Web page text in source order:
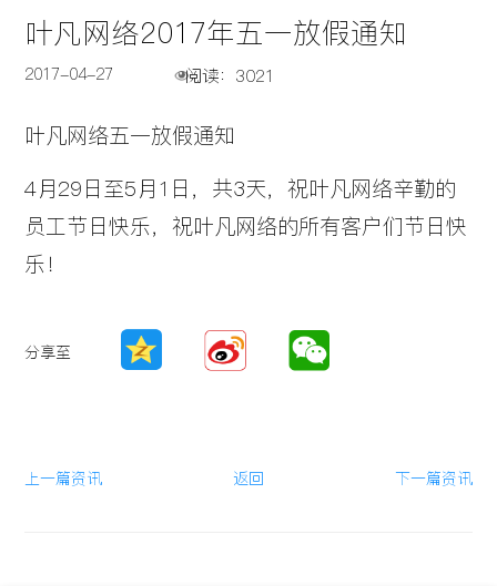
叶凡网络2017年五一放假通知
2017-04-27
叶凡网络五一放假通知
4月29日至5月1日，共3天，祝叶凡网络辛勤的
员工节日快乐，祝叶凡网络的所有客户们节日快
乐！
分享至
上一篇资讯 返回 下一篇资讯